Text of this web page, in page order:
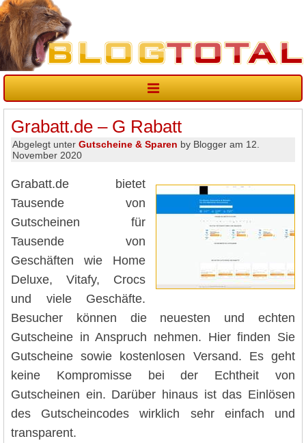
Grabatt.de – G Rabatt
Abgelegt unter Gutscheine & Sparen by Blogger am 12.
November 2020
Grabatt.de bietet
Tausende von
Gutscheinen für
Tausende von
Geschäften wie Home
Deluxe, Vitafy, Crocs
und viele Geschäfte.
Besucher können die neuesten und echten
Gutscheine in Anspruch nehmen. Hier finden Sie
Gutscheine sowie kostenlosen Versand. Es geht
keine Kompromisse bei der Echtheit von
Gutscheinen ein. Darüber hinaus ist das Einlösen
des Gutscheincodes wirklich sehr einfach und
transparent.